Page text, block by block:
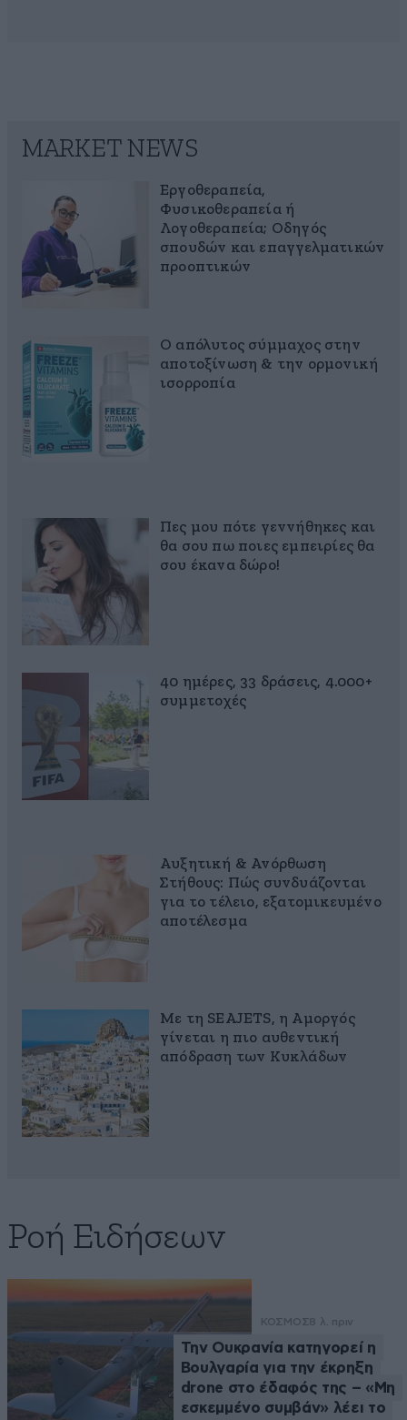
MARKET NEWS
Εργοθεραπεία,
Φυσικοθεραπεία ή
Λογοθεραπεία; Οδηγός
σπουδών και επαγγελματικών
προοπτικών
Ο απόλυτος σύμμαχος στην
αποτοξίνωση & την ορμονική
ισορροπία
Πες μου πότε γεννήθηκες και
θα σου πω ποιες εμπειρίες θα
σου έκανα δώρο!
40 ημέρες, 33 δράσεις, 4.000+
συμμετοχές
Αυξητική & Ανόρθωση
Στήθους: Πώς συνδυάζονται
για το τέλειο, εξατομικευμένο
αποτέλεσμα
Με τη SEAJETS, η Αμοργός
γίνεται η πιο αυθεντική
απόδραση των Κυκλάδων
Ροή Ειδήσεων
ΚΟΣΜΟΣ8 λ. πριν
Την Ουκρανία κατηγορεί η
Βουλγαρία για την έκρηξη
drone στο έδαφός της – «Μη
εσκεμμένο συμβάν» λέει το